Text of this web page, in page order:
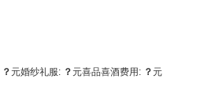
？元婚纱礼服: ？元喜品喜酒费用: ？元